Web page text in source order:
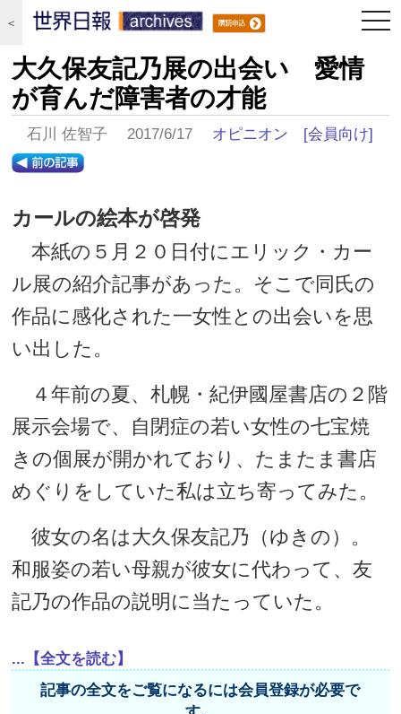
＜
大久保友記乃展の出会い 愛情
が育んだ障害者の才能
石川 佐智子 2017/6/17 オピニオン [会員向け]
カールの絵本が啓発
本紙の５月２０日付にエリック・カー
ル展の紹介記事があった。そこで同氏の
作品に感化された一女性との出会いを思
い出した。
４年前の夏、札幌・紀伊國屋書店の２階
展示会場で、自閉症の若い女性の七宝焼
きの個展が開かれており、たまたま書店
めぐりをしていた私は立ち寄ってみた。
彼女の名は大久保友記乃（ゆきの）。
和服姿の若い母親が彼女に代わって、友
記乃の作品の説明に当たっていた。
...【全文を読む】
記事の全文をご覧になるには会員登録が必要で